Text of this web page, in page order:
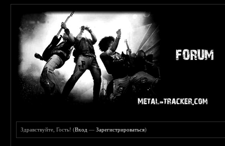
Здравствуйте, Гость! (Вход —Зарегистрироваться)